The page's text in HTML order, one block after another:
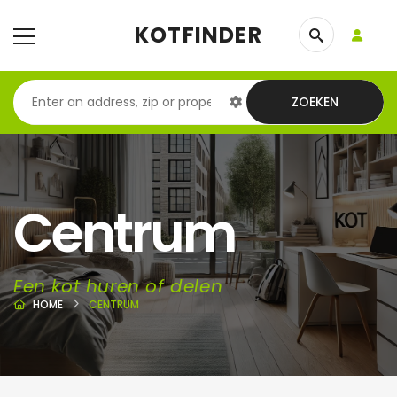
KOTFINDER
ZOEKEN
Centrum
Een kot huren of delen
HOME CENTRUM